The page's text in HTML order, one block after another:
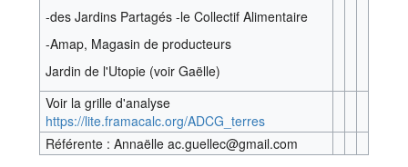
-des Jardins Partagés -le Collectif Alimentaire
-Amap, Magasin de producteurs
Jardin de l'Utopie (voir Gaëlle)
Voir la grille d'analyse
https://lite.framacalc.org/ADCG_terres
Référente : Annaëlle ac.guellec@gmail.com